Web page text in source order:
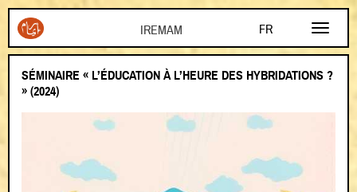
FR
AR
EN
Aller au contenu principal
SÉMINAIRE « L’ÉDUCATION À L’HEURE DES HYBRIDATIONS ?
» (2024)